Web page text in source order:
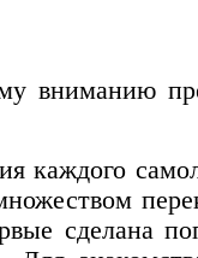
вниманию
каждого
сделана